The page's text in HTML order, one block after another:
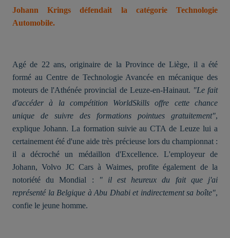
Johann Krings défendait la catégorie Technologie
Automobile.
Agé de 22 ans, originaire de la Province de Liège, il a été
formé au Centre de Technologie Avancée en mécanique des
moteurs de l'Athénée provincial de Leuze-en-Hainaut. "Le fait
d'accéder à la compétition WorldSkills offre cette chance
unique de suivre des formations pointues gratuitement",
explique Johann. La formation suivie au CTA de Leuze lui a
certainement été d'une aide très précieuse lors du championnat :
il a décroché un médaillon d'Excellence. L'employeur de
Johann, Volvo JC Cars à Waimes, profite également de la
notoriété du Mondial :
" il est heureux du fait que j'ai
représenté la Belgique à Abu Dhabi et indirectement sa boîte",
confie le jeune homme.